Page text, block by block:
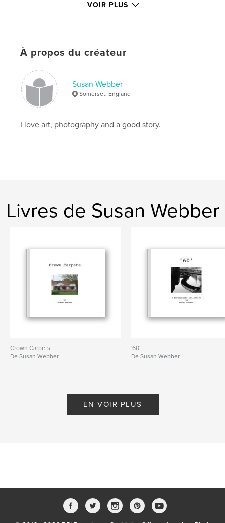
# de pages:
50
Couverture souple: 9798881353902
Date de publication:janv 31, 2024
LangueEnglish
VOIR PLUS
À propos du créateur
Susan Webber
Somerset, England
I love art, photography and a good story.
Livres de Susan Webber
Crown Carpets
De Susan Webber
'60'
De Susan Webber
EN VOIR PLUS